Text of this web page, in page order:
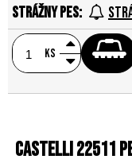
ks
Castelli 22511